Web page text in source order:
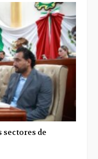
sectores de